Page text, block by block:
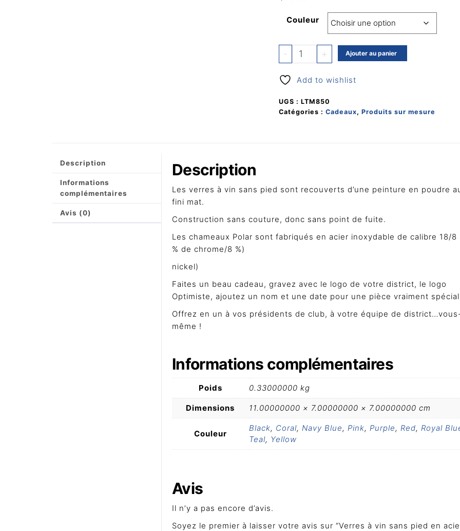
Couleur
-
quantité
de
vin
sans
+ Ajouter au panier
Add to wishlist
UGS : LTM850
Catégories : Cadeaux, Produits sur mesure
Description
Informations
complémentaires
Avis (0)
Description
Les verres à vin sans pied sont recouverts d’une peinture en poudre
fini mat.
Construction sans couture, donc sans point de fuite.
Les chameaux Polar sont fabriqués en acier inoxydable de calibre 18/8
% de chrome/8 %)
nickel)
Faites un beau cadeau, gravez avec le logo de votre district, le logo
Optimiste, ajoutez un nom et une date pour une pièce vraiment
Offrez en un à vos présidents de club, à votre équipe de
même !
Informations complémentaires
Poids 0.33000000 kg
Dimensions 11.00000000 × 7.00000000 × 7.00000000 cm
Couleur
Black, Coral, Navy Blue, Pink, Purple, Red, Royal
Teal, Yellow
Avis
Il n’y a pas encore d’avis.
Soyez le premier à laisser votre avis sur “Verres à vin sans pied en